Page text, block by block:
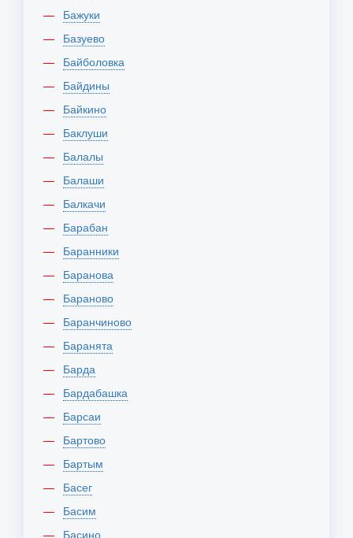
Бажуки
Базуево
Байболовка
Байдины
Байкино
Баклуши
Балалы
Балаши
Балкачи
Барабан
Баранники
Баранова
Бараново
Баранчиново
Баранята
Барда
Бардабашка
Барсаи
Бартово
Бартым
Басег
Басим
Басино